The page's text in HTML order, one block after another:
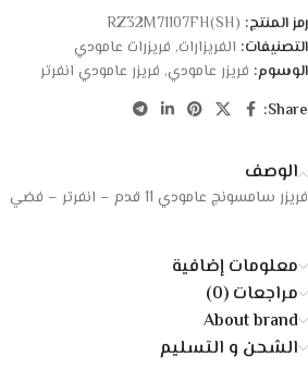
رمز المنتج: RZ32M71107FH(SH)
التصنيفات: الفريزارات, فريزرات عامودي
الوسوم: فريزر عامودي, فريزر عامودي انفرتر
Share:
الوصف
فريزر سامسونج عامودي 11 قدم – انفرتر – فضي
معلومات إضافية
مراجعات (0)
About brand
الشحن و التسليم